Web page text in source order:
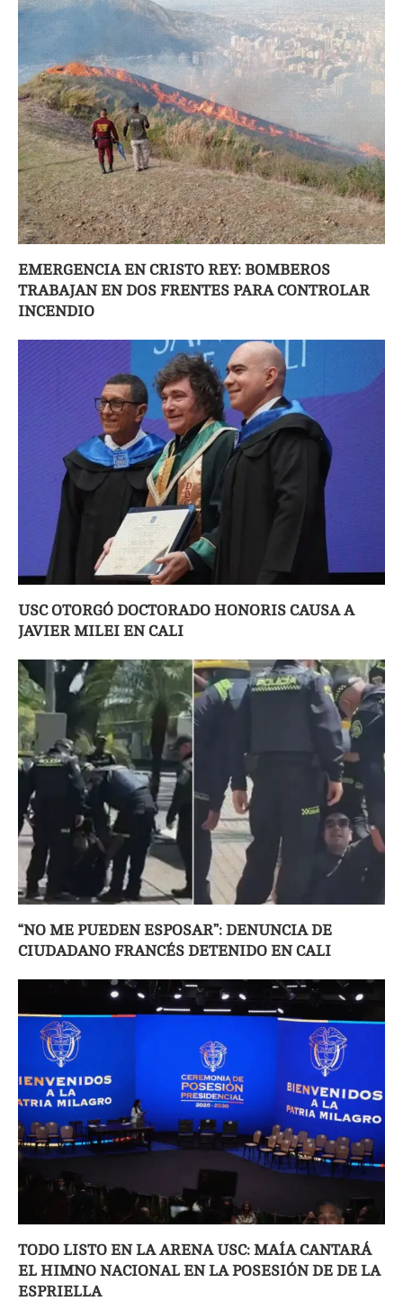
EMERGENCIA EN CRISTO REY: BOMBEROS
TRABAJAN EN DOS FRENTES PARA CONTROLAR
INCENDIO
USC OTORGÓ DOCTORADO HONORIS CAUSA A
JAVIER MILEI EN CALI
“NO ME PUEDEN ESPOSAR”: DENUNCIA DE
CIUDADANO FRANCÉS DETENIDO EN CALI
TODO LISTO EN LA ARENA USC: MAÍA CANTARÁ
EL HIMNO NACIONAL EN LA POSESIÓN DE DE LA
ESPRIELLA